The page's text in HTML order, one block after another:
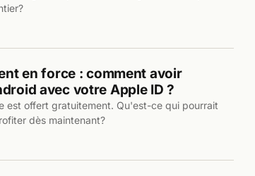
en force : comment avoir
avec votre Apple ID ?
est offert gratuitement. Qu'est-ce qui pourrait
dès maintenant?